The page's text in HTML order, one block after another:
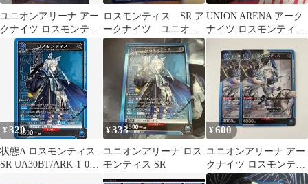
ユニオンアリーナ アー
クナイツ ロスモンティ
ス SR
ロスモンティス SR ア
ークナイツ ユニオン
アリーナ
UNION ARENA アーク
ナイツ ロスモンティス
SR
¥320
状態A ロスモンティス
SR UA30BT/ARK-1-060
¥333
ユニオンアリーナ ロス
モンティス SR
¥600
ユニオンアリーナ アー
クナイツ ロスモンティ
ス SR 青 2枚セット